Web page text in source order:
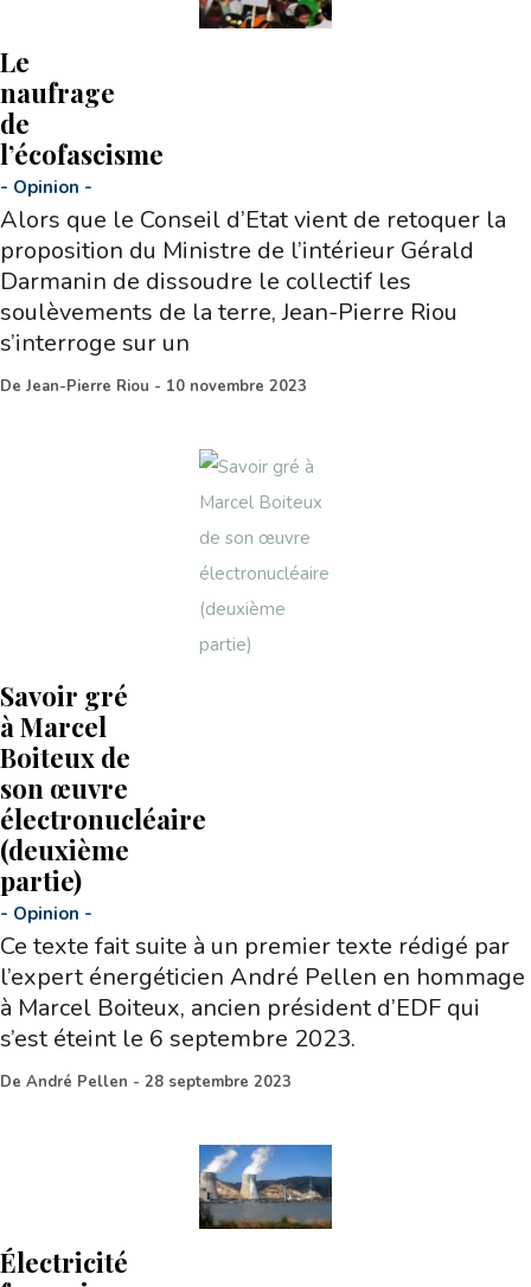
Le
naufrage
de
l’écofascisme
- Opinion -
Alors que le Conseil d’Etat vient de retoquer la
proposition du Ministre de l’intérieur Gérald
Darmanin de dissoudre le collectif les
soulèvements de la terre, Jean-Pierre Riou
s’interroge sur un
De Jean-Pierre Riou - 10 novembre 2023
Savoir gré
à Marcel
Boiteux de
son œuvre
électronucléaire
(deuxième
partie)
- Opinion -
Ce texte fait suite à un premier texte rédigé par
l’expert énergéticien André Pellen en hommage
à Marcel Boiteux, ancien président d’EDF qui
s’est éteint le 6 septembre 2023.
De André Pellen - 28 septembre 2023
Électricité